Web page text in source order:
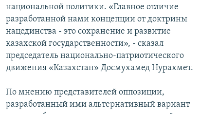
ТОҶИКӢ
TÜRKMENÇE
Все сайты РСЕ/РС
национальной политики. «Главное отличие
разработанной нами концепции от доктрины
нацединства - это сохранение и развитие
казахской государственности», - сказал
председатель национально-патриотического
движения «Казахстан» Досмухамед Нурахмет.
По мнению представителей оппозиции,
разработанный ими альтернативный вариант